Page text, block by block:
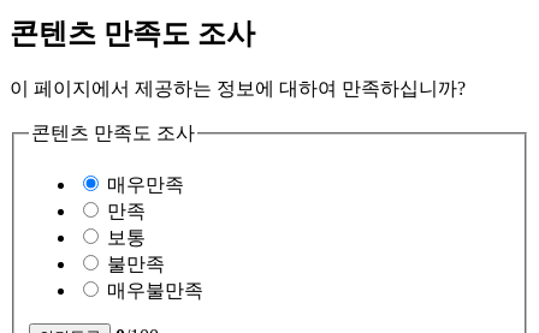
콘텐츠 만족도 조사
이 페이지에서 제공하는 정보에 대하여 만족하십니까?
콘텐츠 만족도 조사
매우만족
만족
보통
불만족
매우불만족